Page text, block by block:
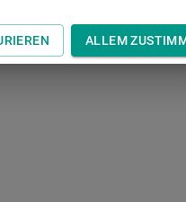
ALLEM